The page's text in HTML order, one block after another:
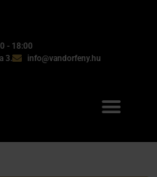
- 18:00
3.
info@vandorfeny.hu